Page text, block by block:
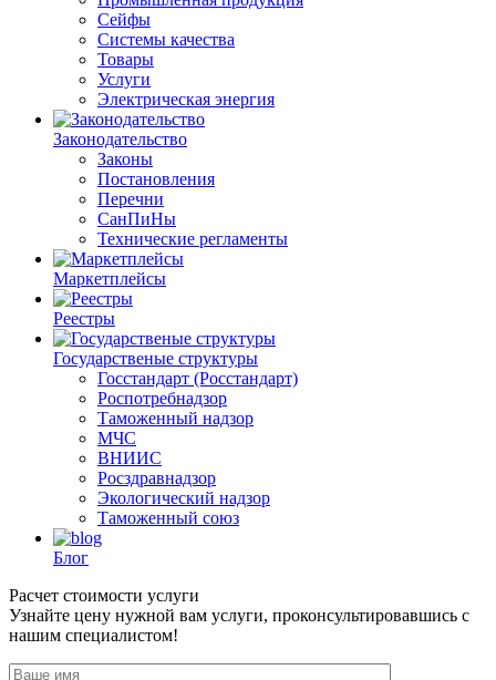
Сейфы
Системы качества
Товары
Услуги
Электрическая энергия
Законодательство
Законы
Постановления
Перечни
СанПиНы
Технические регламенты
Маркетплейсы
Реестры
Государственые структуры
Госстандарт (Росстандарт)
Роспотребнадзор
Таможенный надзор
МЧС
ВНИИС
Росздравнадзор
Экологический надзор
Таможенный союз
Блог
Расчет стоимости услуги
Узнайте цену нужной вам услуги, проконсультировавшись с
нашим специалистом!